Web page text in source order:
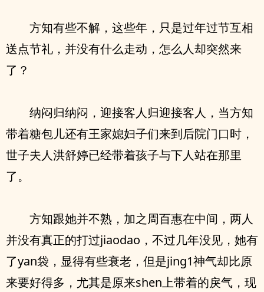
方知有些不解，这些年，只是过年过节互相
送点节礼，并没有什么走动，怎么人却突然来
了？
纳闷归纳闷，迎接客人归迎接客人，当方知
带着糖包儿还有王家媳妇子们来到后院门口时，
世子夫人洪舒婷已经带着孩子与下人站在那里
了。
方知跟她并不熟，加之周百惠在中间，两人
并没有真正的打过jiaodao，不过几年没见，她有
了yan袋，显得有些衰老，但是jing1神气却比原
来要好得多，尤其是原来shen上带着的戾气，现